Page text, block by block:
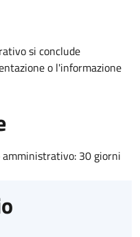
si conclude
o l'informazione
amministrativo: 30 giorni